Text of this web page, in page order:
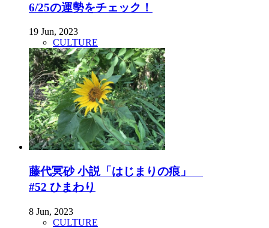
6/25の運勢をチェック！
19 Jun, 2023
CULTURE
藤代冥砂 小説「はじまりの痕」
#52 ひまわり
8 Jun, 2023
CULTURE